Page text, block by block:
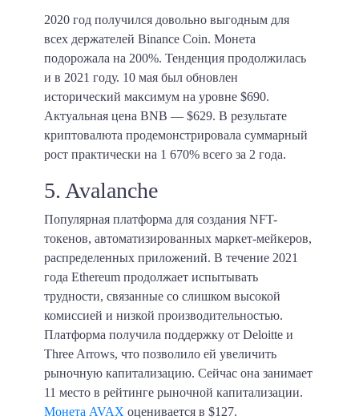
2020 год получился довольно выгодным для
всех держателей Binance Coin. Монета
подорожала на 200%. Тенденция продолжилась
и в 2021 году. 10 мая был обновлен
исторический максимум на уровне $690.
Актуальная цена BNB — $629. В результате
криптовалюта продемонстрировала суммарный
рост практически на 1 670% всего за 2 года.
5. Avalanche
Популярная платформа для создания NFT-
токенов, автоматизированных маркет-мейкеров,
распределенных приложений. В течение 2021
года Ethereum продолжает испытывать
трудности, связанные со слишком высокой
комиссией и низкой производительностью.
Платформа получила поддержку от Deloitte и
Three Arrows, что позволило ей увеличить
рыночную капитализацию. Сейчас она занимает
11 место в рейтинге рыночной капитализации.
Монета AVAX оценивается в $127.